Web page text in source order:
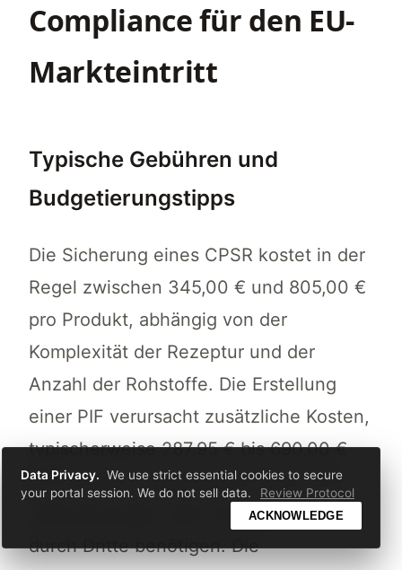
Compliance für den EU-
Markteintritt
Typische Gebühren und
Budgetierungstipps
Die Sicherung eines CPSR kostet in der
Regel zwischen 345,00 € und 805,00 €
pro Produkt, abhängig von der
Komplexität der Rezeptur und der
Anzahl der Rohstoffe. Die Erstellung
einer PIF verursacht zusätzliche Kosten,
typischerweise 287,95 € bis 690,00 €
pro Produkt, insbesondere wenn Sie
Übersetzungen oder eine Verifizierung
durch Dritte benötigen. Die
Data Privacy. We use strict essential cookies to secure
your portal session. We do not sell data.
Review Protocol
ACKNOWLEDGE